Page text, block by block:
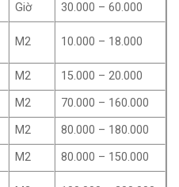
Giờ 30.000 – 60.000
M2 10.000 – 18.000
M2
15.000 – 20.000
M2
70.000 – 160.000
M2
80.000 – 180.000
M2 80.000 – 150.000